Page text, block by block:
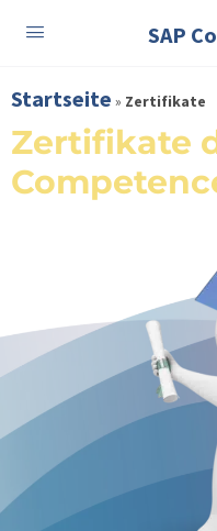
SAP
Startseite » Zertifikate
Zertifikate